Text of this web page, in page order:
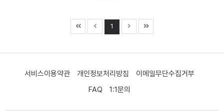
1
서비스이용약관 개인정보처리방침
이메일무단수집거부
FAQ
1:1문의